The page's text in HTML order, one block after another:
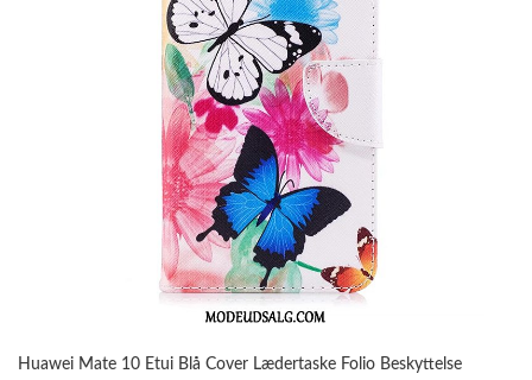
Huawei Mate 10 Etui Blå Cover Lædertaske Folio Beskyttelse